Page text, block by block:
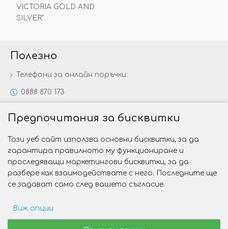
VICTORIA GOLD AND
SILVER“
Полезно
Телефони за онлайн поръчки:
0888 870 173
Специални предложения
Защо да изберете Victoria Gold&Silver?
Как да изберем годежен пръстен?
Предпочитания за бисквитки
Този уеб сайт използва основни бисквитки, за да
гарантира правилното му функциониране и
проследяващи маркетингови бисквитки, за да
разбере как взаимодействате с него. Последните ще
се задават само след вашето съгласие.
Виж опции